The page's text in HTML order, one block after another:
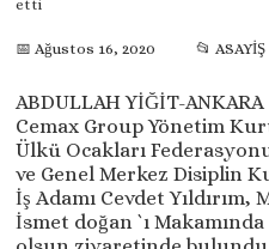
📅 Ağustos 16, 2020 📂 ASAYİŞ
ABDULLAH YİĞİT-ANKARA
Cemax Group Yönetim
Ülkü Ocakları
ve Genel Merkez Disiplin
İş Adamı Cevdet Yıldırım,
İsmet doğan `ı